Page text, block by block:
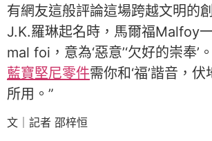
有網友這般評論這場跨越文明的
J.K.羅琳起名時，馬爾福Malfoy
mal foi，意為‘惡意’‘欠好的崇奉’
藍寶堅尼零件需你和‘福’諧音，
所用。”
文｜記者 邵梓恒